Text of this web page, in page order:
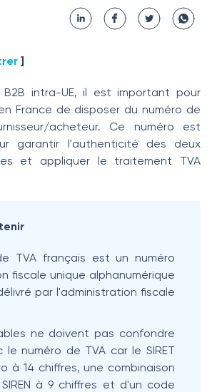
]
intra-UE, il est important pour
France de disposer du numéro de
acheteur. Ce numéro est
garantir l'authenticité des deux
et appliquer le traitement TVA
TVA français est un numéro
fiscale unique alphanumérique
par l'administration fiscale
ne doivent pas confondre
le numéro de TVA car le SIRET
à 14 chiffres, une combinaison
à 9 chiffres et d'un code